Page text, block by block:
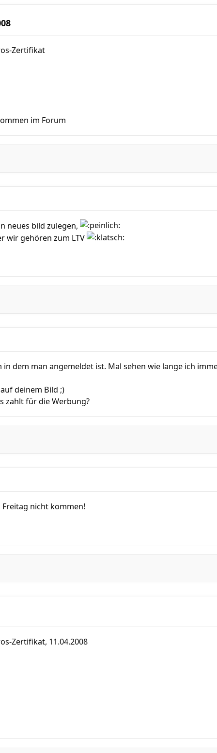
Zertifikat
im Forum
neues bild zulegen,
wir gehören zum LTV
dem man angemeldet ist. Mal sehen wie lange ich
deinem Bild ;)
zahlt für die Werbung?
nicht kommen!
Zertifikat, 11.04.2008